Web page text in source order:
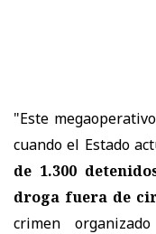
"Este
cuando el Estado
de 1.300
droga fuera de
crimen